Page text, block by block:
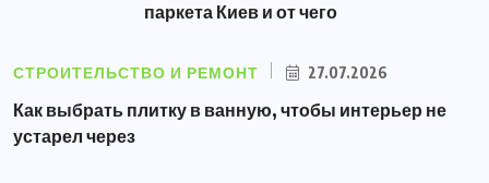
паркета Киев и от чего
СТРОИТЕЛЬСТВО И РЕМОНТ 27.07.2026
Как выбрать плитку в ванную, чтобы интерьер не
устарел через